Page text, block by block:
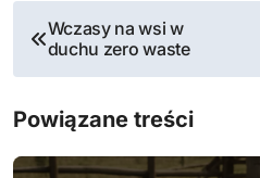
N
a
w
i
Wczasy na wsi w
duchu zero waste
Powiązane treści